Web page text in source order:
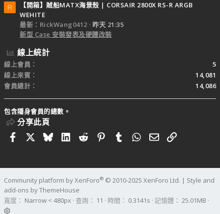
R
【開箱】賊船MATX海景殼 | CORSAIR 2800X RS-R ARGB
WEHITE
最新：RickWang0412
昨天 21:35
新型 Case 安裝發表及硬體改裝
線上統計
線上會員
5
線上來賓
14,081
會員總計
14,086
包含隱身會員的總數。
分享此頁
FacebookBlueskyLinkedIn
RedditPinterestTumblrWhatsApp
電子郵件
連結
Community platform by XenForo® © 2010-2025 XenForo Ltd. | Style and
add-ons by ThemeHouse
寬度
查詢 11 時間 0.3141s 記憶體 25.01MB